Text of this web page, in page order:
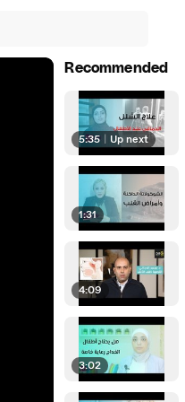
Recommended
5:35 Up next
1:31
4:09
3:02